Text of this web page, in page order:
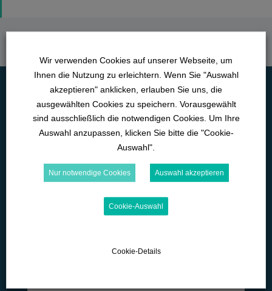
office@wk-lernwelten.de
Wir verwenden Cookies auf unserer Webseite, um
Ihnen die Nutzung zu erleichtern. Wenn Sie "Auswahl
akzeptieren" anklicken, erlauben Sie uns, die
ausgewählten Cookies zu speichern. Vorausgewählt
sind ausschließlich die notwendigen Cookies. Um Ihre
Auswahl anzupassen, klicken Sie bitte die "Cookie-
Auswahl".
Nur notwendige Cookies Auswahl akzeptieren
Cookie-Auswahl
Cookie-Details